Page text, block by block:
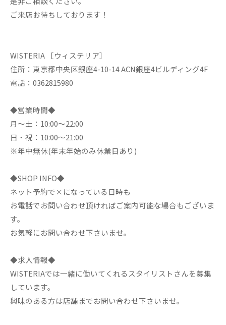
ご来店お待ちしております！
WISTERIA ［ウィステリア］
住所：東京都中央区銀座4-10-14 ACN銀座4ビルディング4F
電話：0362815980
◆営業時間◆
月～土：10:00～22:00
日・祝：10:00～21:00
※年中無休(年末年始のみ休業日あり)
◆SHOP INFO◆
ネット予約で×になっている日時も
お電話でお問い合わせ頂ければご案内可能な場合もございま
す。
お気軽にお問い合わせ下さいませ。
◆求人情報◆
WISTERIAでは一緒に働いてくれるスタイリストさんを募集
しています。
興味のある方は店舗までお問い合わせ下さいませ。